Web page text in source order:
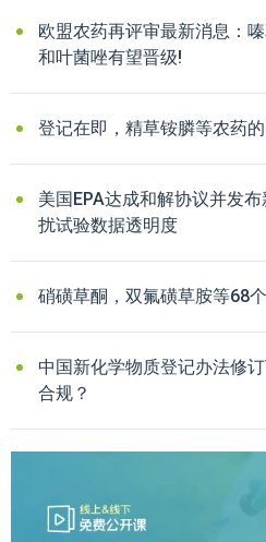
欧盟农药再评审最新消息：
和叶菌唑有望晋级!
登记在即，精草铵膦等农药
美国EPA达成和解协议并发
扰试验数据透明度
硝磺草酮，双氟磺草胺等68
中国新化学物质登记办法修
合规？